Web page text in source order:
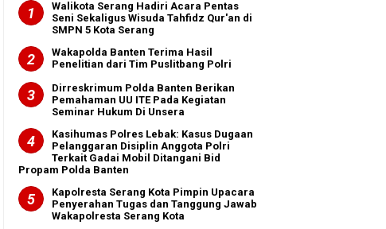
Walikota Serang Hadiri Acara Pentas
Seni Sekaligus Wisuda Tahfidz Qur'an di
SMPN 5 Kota Serang
Wakapolda Banten Terima Hasil
Penelitian dari Tim Puslitbang Polri
Dirreskrimum Polda Banten Berikan
Pemahaman UU ITE Pada Kegiatan
Seminar Hukum Di Unsera
Kasihumas Polres Lebak: Kasus Dugaan
Pelanggaran Disiplin Anggota Polri
Terkait Gadai Mobil Ditangani Bid
Propam Polda Banten
Kapolresta Serang Kota Pimpin Upacara
Penyerahan Tugas dan Tanggung Jawab
Wakapolresta Serang Kota